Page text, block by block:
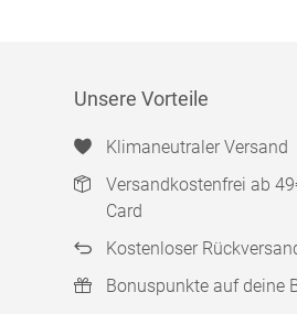
Unsere Vorteile
Klimaneutraler Versand
Versandkostenfrei ab
Card
Kostenloser
Bonuspunkte auf deine